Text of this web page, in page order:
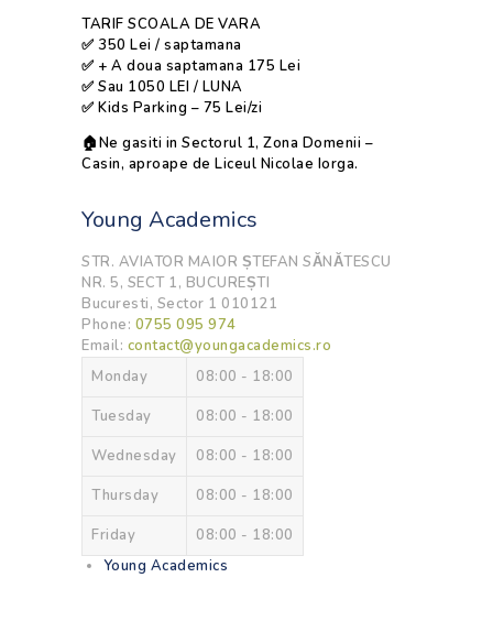
TARIF SCOALA DE VARA
✅ 350 Lei / saptamana
✅ + A doua saptamana 175 Lei
✅ Sau 1050 LEI / LUNA
✅ Kids Parking – 75 Lei/zi
🏠Ne gasiti in Sectorul 1, Zona Domenii –
Casin, aproape de Liceul Nicolae Iorga.
Young Academics
STR. AVIATOR MAIOR ȘTEFAN SĂNĂTESCU
NR. 5, SECT 1, BUCUREȘTI
Bucuresti, Sector 1 010121
Phone: 0755 095 974
Email: contact@youngacademics.ro
Monday
08:00 - 18:00
Tuesday
08:00 - 18:00
Wednesday
08:00 - 18:00
Thursday
08:00 - 18:00
Friday
08:00 - 18:00
Young Academics